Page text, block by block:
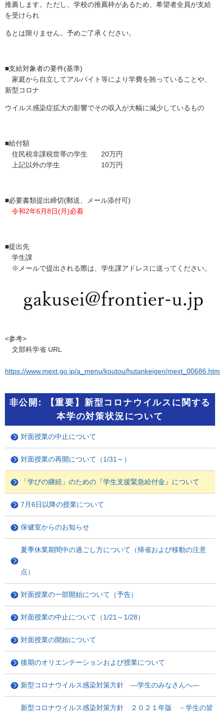
推薦します。ただし、学校の推薦枠があるため、希望者全員が支給
を受けられ
るとは限りません。予めご了承ください。
■支給対象者の要件(基準)
家庭から自立してアルバイト等により学費を賄っていることや、
新型コロナ
ウイルス感染症拡大の影響でその収入が大幅に減少しているもの
■給付額
住民税非課税世帯の学生 20万円
上記以外の学生 10万円
■必要書類提出締切(郵送、メール添付可)
令和2年6月8日(月)必着
■提出先
学生課
※メールで提出される際は、学生課アドレスに送ってください。
<参考>
文部科学省 URL
https://www.mext.go.jp/a_menu/koutou/hutankeigen/
非公開: 【重要】新型コロナウイルスに関する
本学の対策状況について
対面授業の中止について
対面授業の再開について（1/31～）
「学びの継続」のための『学生支援緊急給付金』について
7月6日以降の授業について
保健室からのお知らせ
夏季休業期間中の過ごし方について（帰省および移動の注意
点）
対面授業の一部開始について（予告）
対面授業の中止について（1/21～1/28）
対面授業の開始について
後期のオリエンテーションおよび授業について
新型コロナウイルス感染対策方針 ―学生のみなさんへ―
新型コロナウイルス感染対策方針 ２０２１年版 －学生の皆